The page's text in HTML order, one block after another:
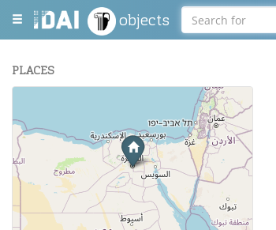
objects
PLACES
−